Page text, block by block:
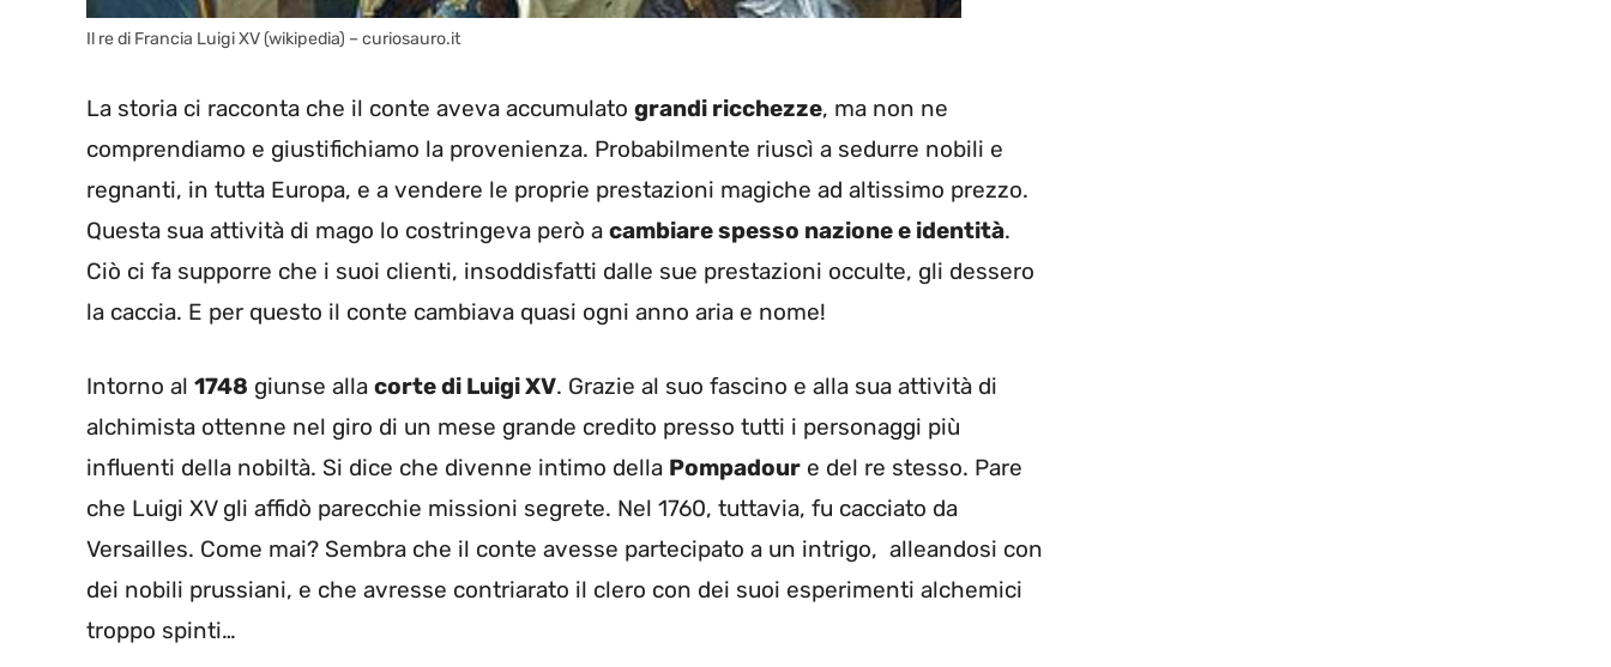
Il re di Francia Luigi XV (wikipedia) – curiosauro.it
La storia ci racconta che il conte aveva accumulato grandi ricchezze, ma non ne
comprendiamo e giustifichiamo la provenienza. Probabilmente riuscì a sedurre nobili e
regnanti, in tutta Europa, e a vendere le proprie prestazioni magiche ad altissimo prezzo.
Questa sua attività di mago lo costringeva però a cambiare spesso nazione e identità.
Ciò ci fa supporre che i suoi clienti, insoddisfatti dalle sue prestazioni occulte, gli dessero
la caccia. E per questo il conte cambiava quasi ogni anno aria e nome!
Intorno al 1748 giunse alla corte di Luigi XV. Grazie al suo fascino e alla sua attività di
alchimista ottenne nel giro di un mese grande credito presso tutti i personaggi più
influenti della nobiltà. Si dice che divenne intimo della Pompadour e del re stesso. Pare
che Luigi XV gli affidò parecchie missioni segrete. Nel 1760, tuttavia, fu cacciato da
Versailles. Come mai? Sembra che il conte avesse partecipato a un intrigo, alleandosi con
dei nobili prussiani, e che avresse contriarato il clero con dei suoi esperimenti alchemici
troppo spinti…